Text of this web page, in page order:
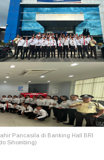
Pancasila di Banking Hall BRI
Sihombing)